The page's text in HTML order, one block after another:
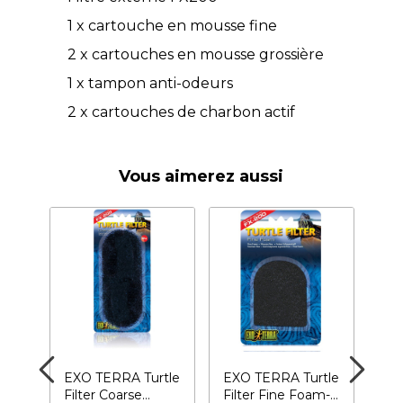
1 x cartouche en mousse fine
2 x cartouches en mousse grossière
1 x tampon anti-odeurs
2 x cartouches de charbon actif
Vous aimerez aussi
EXO TERRA Turtle
Filter Coarse
EXO TERRA Turtle
Filter Fine Foam-